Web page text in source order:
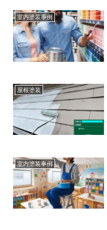
室内塗装事例
屋根塗装
室内塗装事例